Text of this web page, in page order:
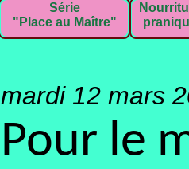
Série
"Place au Maître"
mardi 12 mars
Pour le